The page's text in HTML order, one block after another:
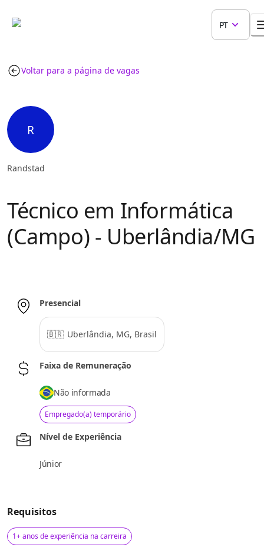
PT
Voltar para a página de vagas
R
Randstad
Técnico em Informática
(Campo) - Uberlândia/MG
Presencial
🇧🇷 Uberlândia, MG, Brasil
Faixa de Remuneração
Não informada
Empregado(a) temporário
Nível de Experiência
Júnior
Requisitos
1+ anos de experiência na carreira